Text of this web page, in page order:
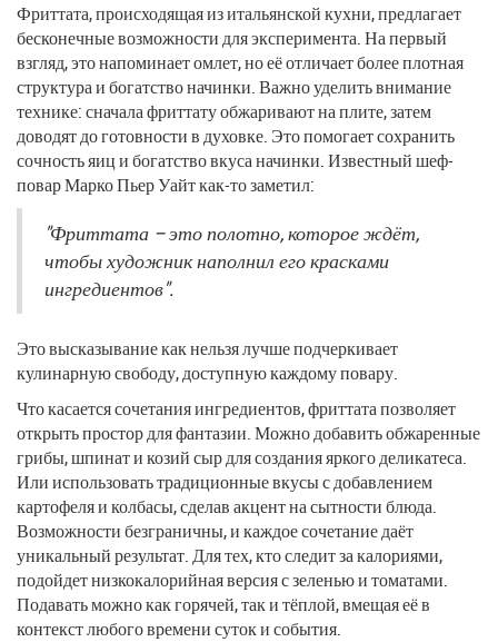
Фриттата, происходящая из итальянской кухни, предлагает
бесконечные возможности для эксперимента. На первый
взгляд, это напоминает омлет, но её отличает более плотная
структура и богатство начинки. Важно уделить внимание
технике: сначала фриттату обжаривают на плите, затем
доводят до готовности в духовке. Это помогает сохранить
сочность яиц и богатство вкуса начинки. Известный шеф-
повар Марко Пьер Уайт как-то заметил:
"Фриттата – это полотно, которое ждёт,
чтобы художник наполнил его красками
ингредиентов".
Это высказывание как нельзя лучше подчеркивает
кулинарную свободу, доступную каждому повару.
Что касается сочетания ингредиентов, фриттата позволяет
открыть простор для фантазии. Можно добавить обжаренные
грибы, шпинат и козий сыр для создания яркого деликатеса.
Или использовать традиционные вкусы с добавлением
картофеля и колбасы, сделав акцент на сытности блюда.
Возможности безграничны, и каждое сочетание даёт
уникальный результат. Для тех, кто следит за калориями,
подойдет низкокалорийная версия с зеленью и томатами.
Подавать можно как горячей, так и тёплой, вмещая её в
контекст любого времени суток и события.